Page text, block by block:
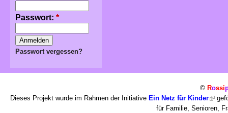
Passwort: *
Passwort vergessen?
© Rossi
Dieses Projekt wurde im Rahmen der Initiative Ein Netz für Kinder
für Familie, Senioren,